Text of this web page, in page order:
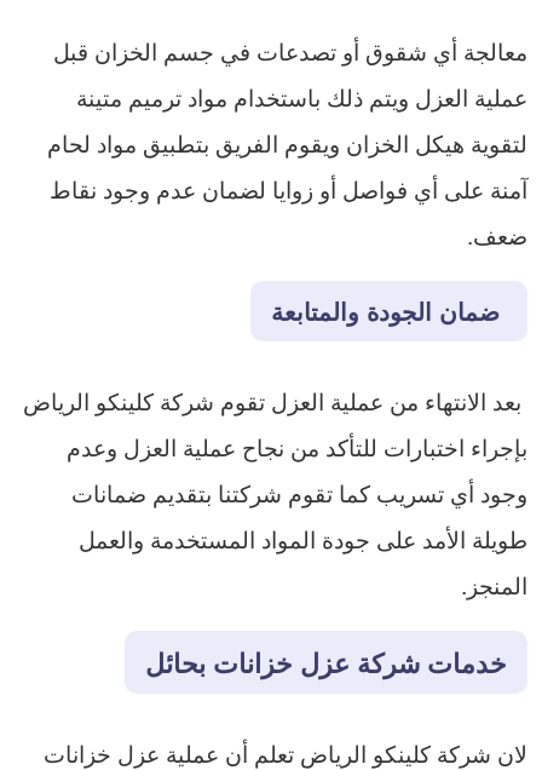
معالجة أي شقوق أو تصدعات في جسم الخزان قبل
عملية العزل ويتم ذلك باستخدام مواد ترميم متينة
لتقوية هيكل الخزان ويقوم الفريق ب​تطبيق مواد لحام
آمنة على أي فواصل أو زوايا لضمان عدم وجود نقاط
ضعف.​
ضمان الجودة والمتابعة
​ بعد الانتهاء من عملية العزل تقوم شركة كلينكو الرياض
بإجراء اختبارات للتأكد من نجاح عملية العزل وعدم
وجود أي تسريب كما تقوم شركتنا بتقديم ضمانات
طويلة الأمد على جودة المواد المستخدمة والعمل
المنجز.
خدمات شركة عزل خزانات بحائل
لان شركة كلينكو الرياض تعلم أن عملية عزل خزانات